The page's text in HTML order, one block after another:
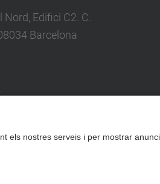
Edifici C2. C.
Barcelona